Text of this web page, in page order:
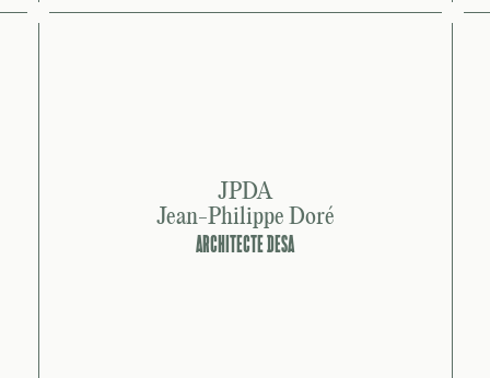
JPDA
Jean-Philippe Doré
ARCHITECTE DESA